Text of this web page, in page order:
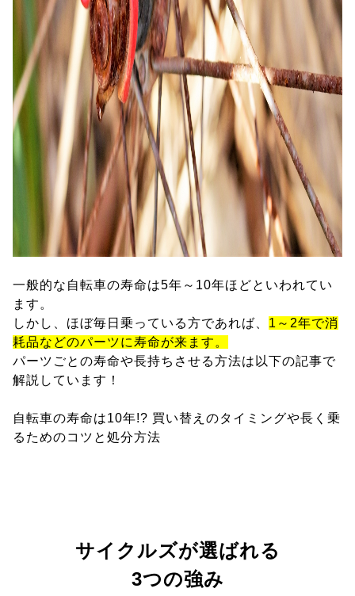
一般的な自転車の寿命は5年～10年ほどといわれてい
ます。
しかし、ほぼ毎日乗っている方であれば、 1～2年で消
耗品などのパーツに寿命が来ます。
パーツごとの寿命や長持ちさせる方法は以下の記事で
解説しています！
自転車の寿命は10年!? 買い替えのタイミングや長く乗
るためのコツと処分方法
サイクルズが選ばれる
3つの強み